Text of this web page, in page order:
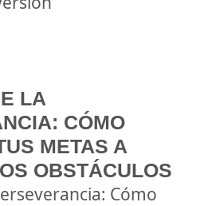
LA
CÓMO
METAS A
OBSTÁCULOS
Cómo